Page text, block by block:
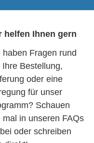
helfen Ihnen gern
haben Fragen rund
Ihre Bestellung,
oder eine
für unser
Schauen
mal in unseren FAQs
oder schreiben